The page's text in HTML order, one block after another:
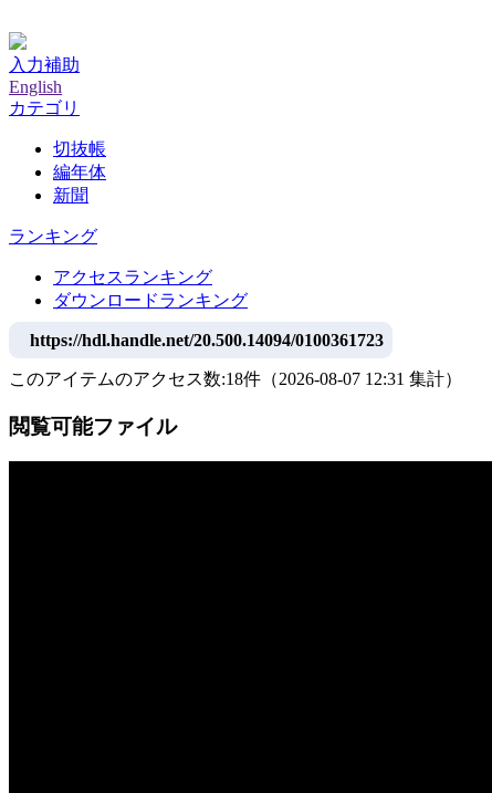
入力補助
English
カテゴリ
切抜帳
編年体
新聞
ランキング
アクセスランキング
ダウンロードランキング
https://hdl.handle.net/20.500.14094/0100361723
このアイテムのアクセス数:18件 （2026-08-07 12:31 集計）
閲覧可能ファイル